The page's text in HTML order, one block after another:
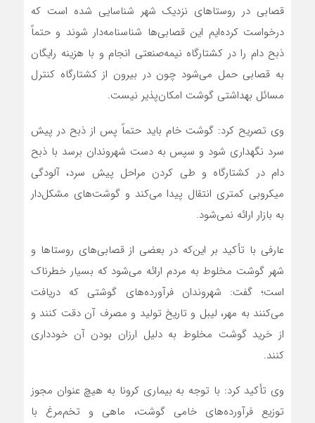
قصابی در روستاهای نزدیک شهر شناسایی شده است که
درخواست کرده‌ایم این قصابی‌ها شناسنامه‌دار شوند و حتماً
ذبح دام را در کشتارگاه نیمه‌صنعتی انجام و با هزینه رایگان
به قصابی حمل می‌شود چون در بیرون از کشتارگاه کنترل
مسائل بهداشتی گوشت امکان‌پذیر نیست.
وی تصریح کرد: گوشت خام باید حتماً پس از ذبح در پیش
سرد نگهداری شود و سپس به دست شهروندان برسد با ذبح
دام در کشتارگاه و طی کردن مراحل پیش سرد، آلودگی
میکروبی کمتری انتقال پیدا می‌کند و گوشت‌های مشکل‌دار
به بازار ارائه نمی‌شود.
عارفی با تأکید بر این‌که در بعضی از قصابی‌های روستاها و
شهر گوشت مخلوط به مردم ارائه می‌شود که بسیار خطرناک
است؛ گفت: شهروندان فرآورده‌های گوشتی که دریافت
می‌کنند به مهر، لیبل و تاریخ تولید و مصرف آن دقت کنند و
از خرید گوشت مخلوط به دلیل ارزان بودن آن خودداری
کنند.
وی تأکید کرد: با توجه به بیماری کرونا به هیچ عنوان مجوز
توزیع فرآورده‌های خامی گوشت، ماهی و تخم‌مرغ با